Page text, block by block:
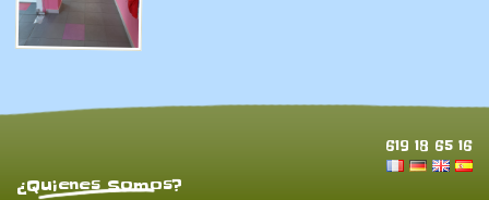
619 18 65 16
¿Quienes Somos?